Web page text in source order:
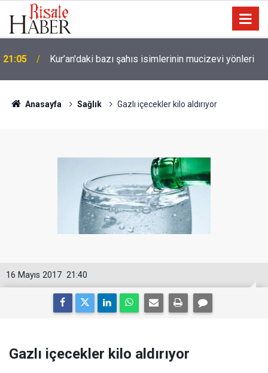
20:02
kin kustu
Anasayfa Sağlık Gazlı içecekler kilo aldırıyor
21:40
16 Mayıs 2017
Gazlı içecekler kilo aldırıyor